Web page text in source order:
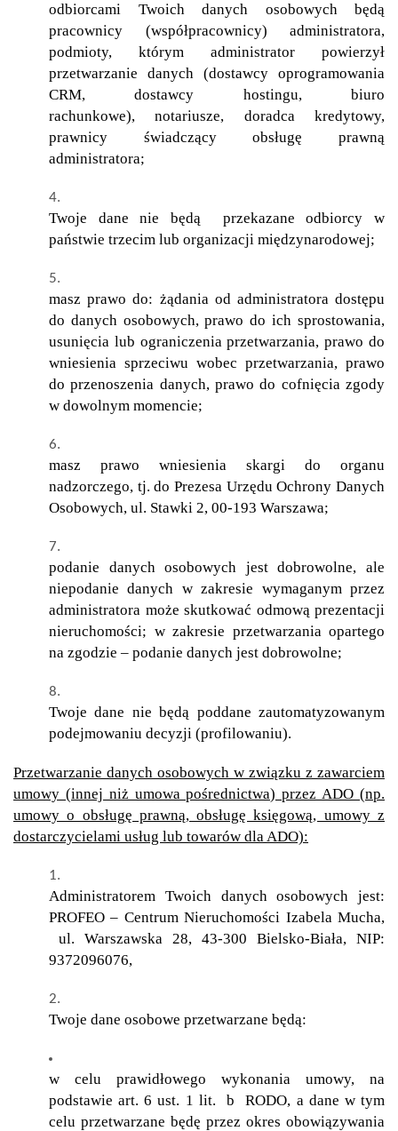
odbiorcami Twoich danych osobowych będą
pracownicy (współpracownicy) administratora,
podmioty, którym administrator powierzył
przetwarzanie danych (dostawcy oprogramowania
CRM, dostawcy hostingu, biuro
rachunkowe), notariusze, doradca kredytowy,
prawnicy świadczący obsługę prawną
administratora;
Twoje dane nie będą przekazane odbiorcy w
państwie trzecim lub organizacji międzynarodowej;
masz prawo do: żądania od administratora dostępu
do danych osobowych, prawo do ich sprostowania,
usunięcia lub ograniczenia przetwarzania, prawo do
wniesienia sprzeciwu wobec przetwarzania, prawo
do przenoszenia danych, prawo do cofnięcia zgody
w dowolnym momencie;
masz prawo wniesienia skargi do organu
nadzorczego, tj. do Prezesa Urzędu Ochrony Danych
Osobowych, ul. Stawki 2, 00-193 Warszawa;
podanie danych osobowych jest dobrowolne, ale
niepodanie danych w zakresie wymaganym przez
administratora może skutkować odmową prezentacji
nieruchomości; w zakresie przetwarzania opartego
na zgodzie – podanie danych jest dobrowolne;
Twoje dane nie będą poddane zautomatyzowanym
podejmowaniu decyzji (profilowaniu).
Przetwarzanie danych osobowych w związku z zawarciem
umowy (innej niż umowa pośrednictwa) przez ADO (np.
umowy o obsługę prawną, obsługę księgową, umowy z
dostarczycielami usług lub towarów dla ADO):
Administratorem Twoich danych osobowych jest:
PROFEO – Centrum Nieruchomości Izabela Mucha,
ul. Warszawska 28, 43-300 Bielsko-Biała, NIP:
9372096076,
Twoje dane osobowe przetwarzane będą:
w celu prawidłowego wykonania umowy, na
podstawie art. 6 ust. 1 lit. b RODO, a dane w tym
celu przetwarzane będę przez okres obowiązywania